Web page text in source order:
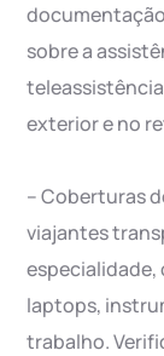
sobre a
exterior e no
– Coberturas
viajantes
laptops,
trabalho.